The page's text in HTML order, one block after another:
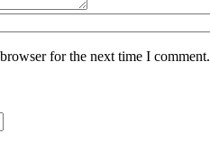
for the next time I comment.